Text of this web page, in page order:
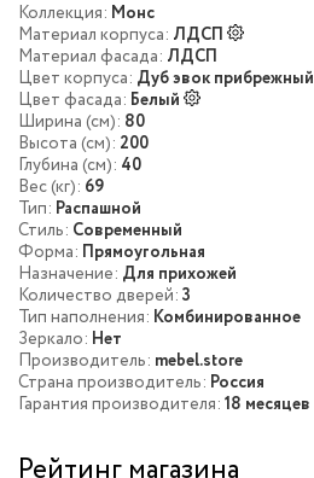
Коллекция: Монс
Материал корпуса: ЛДСП
Материал фасада: ЛДСП
Цвет корпуса: Дуб эвок прибрежный
Цвет фасада: Белый
Ширина (см): 80
Высота (см): 200
Глубина (см): 40
Вес (кг): 69
Тип: Распашной
Стиль: Современный
Форма: Прямоугольная
Назначение: Для прихожей
Количество дверей: 3
Тип наполнения: Комбинированное
Зеркало: Нет
Производитель: mebel.store
Страна производитель: Россия
Гарантия производителя: 18 месяцев